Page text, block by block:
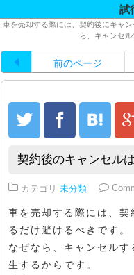
試
車を売却する際には、契約後にキャ
ら、キャンセ
前のページ
契約後のキャンセル
カテゴリ 未分類
車を売却する際には、契
るだけ避けるべきです。
なぜなら、キャンセル
生するからです。